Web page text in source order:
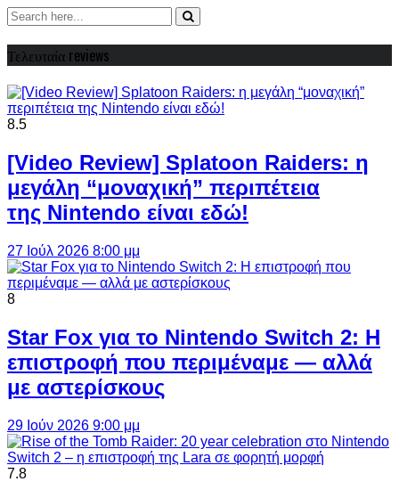
Τελευταία reviews
8.5
[Video Review] Splatoon Raiders: η
μεγάλη “μοναχική” περιπέτεια
της Nintendo είναι εδώ!
27 Ιούλ 2026 8:00 μμ
8
Star Fox για το Nintendo Switch 2: Η
επιστροφή που περιμέναμε — αλλά
με αστερίσκους
29 Ιούν 2026 9:00 μμ
7.8